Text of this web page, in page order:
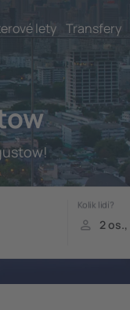
lety Transfery